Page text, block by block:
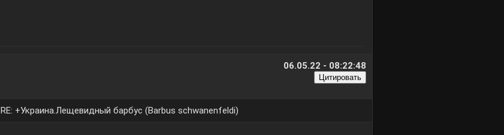
06.05.22 - 08:22:48
RE: +Украина.Лещевидный барбус (Barbus schwanenfeldi)